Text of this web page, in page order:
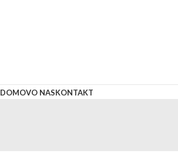
DOMOVO NASKONTAKT